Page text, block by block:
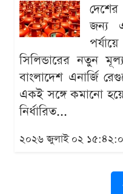
জন্য
সিলিন্ডারের নতুন
বাংলাদেশ এনার্জি
একই সঙ্গে কমানো
নির্ধারিত...
২০২৬ জুলাই ০২